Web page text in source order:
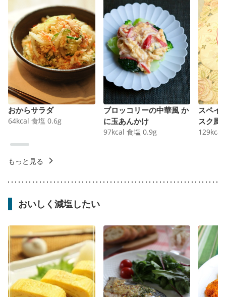
おからサラダ
64kcal 食塩 0.6g
ブロッコリーの中華風 か
に玉あんかけ
97kcal 食塩 0.9g
スペイ
スク風
129kcal
もっと見る
おいしく減塩したい